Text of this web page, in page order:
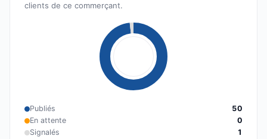
clients de ce commerçant.
Publiés
50
En attente
0
Signalés
1